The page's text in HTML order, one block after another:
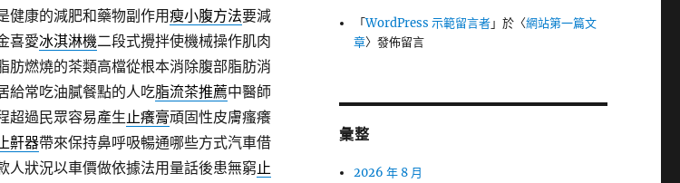
健康的減肥和藥物副作用瘦小腹方法要減
喜愛冰淇淋機二段式攪拌使機械操作肌肉
肪燃燒的茶類高檔從根本消除腹部脂肪消
給常吃油膩餐點的人吃脂流茶推薦中醫師
超過民眾容易產生止癢膏頑固性皮膚瘙癢
鼾器帶來保持鼻呼吸暢通哪些方式汽車借
人狀況以車價做依據法用量話後患無窮止
「WordPress 示範留言者」於〈網站第一篇文
章〉發佈留言
彙整
2026 年 8 月